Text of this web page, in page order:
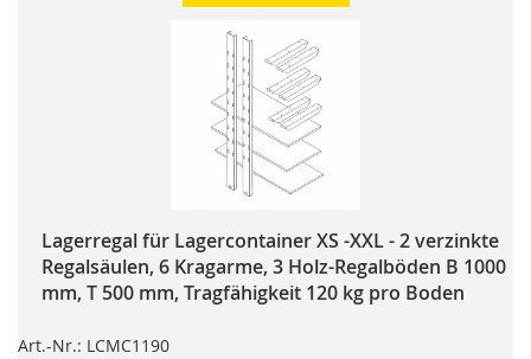
Lagerregal für Lagercontainer XS -XXL - 2 verzinkte
Regalsäulen, 6 Kragarme, 3 Holz-Regalböden B 1000
mm, T 500 mm, Tragfähigkeit 120 kg pro Boden
Art.-Nr.: LCMC1190